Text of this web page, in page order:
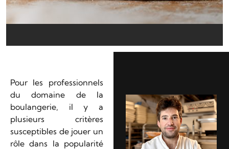
Pour les professionnels
du domaine de la
boulangerie, il y a
plusieurs critères
susceptibles de jouer un
rôle dans la popularité